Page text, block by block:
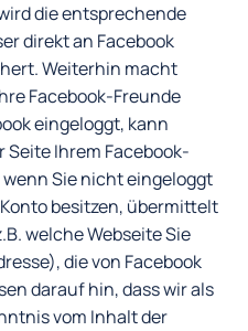
die entsprechende
direkt an Facebook
Weiterhin macht
Facebook-Freunde
eingeloggt, kann
Ihrem Facebook-
Sie nicht eingeloggt
besitzen, übermittelt
welche Webseite Sie
die von Facebook
darauf hin, dass wir als
vom Inhalt der